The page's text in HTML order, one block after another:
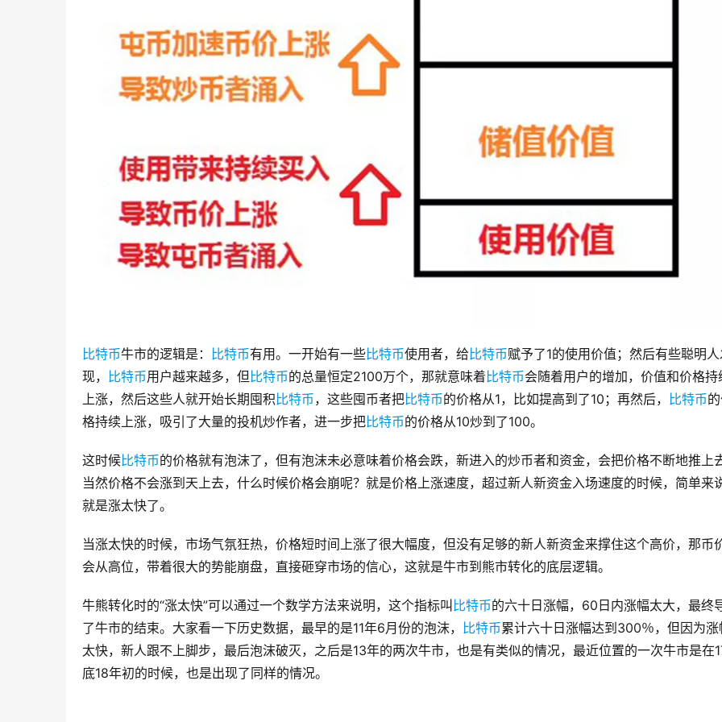
比特币牛市的逻辑是： 比特币有用。一开始有一些比特币使用者，给 比特币赋予了1的使用价值；然后有些聪明
现，
比特币用户越来越多，但 比特币的总量恒定2100万个，那就意味着 比特币会随着用户的增加，价值和价格持
上涨，然后这些人就开始长期囤积 比特币，这些囤币者把比特币的价格从1，比如提高到了10；再然后， 比特币
格持续上涨，吸引了大量的投机炒作者，进一步把比特币的价格从10炒到了100。
这时候比特币的价格就有泡沫了，但有泡沫未必意味着价格会跌，新进入的炒币者和资金，会把价格不断地推上
当然价格不会涨到天上去，什么时候价格会崩呢？就是价格上涨速度，超过新人新资金入场速度的时候，简单来
就是涨太快了。
当涨太快的时候，市场气氛狂热，价格短时间上涨了很大幅度，但没有足够的新人新资金来撑住这个高价，那币
会从高位，带着很大的势能崩盘，直接砸穿市场的信心，这就是牛市到熊市转化的底层逻辑。
牛熊转化时的“涨太快”可以通过一个数学方法来说明，这个指标叫 比特币的六十日涨幅，60日内涨幅太大，最终
了牛市的结束。大家看一下历史数据，最早的是11年6月份的泡沫，
比特币累计六十日涨幅达到300％，但因为涨
太快，新人跟不上脚步，最后泡沫破灭，之后是13年的两次牛市，也是有类似的情况，最近位置的一次牛市是在
底18年初的时候，也是出现了同样的情况。